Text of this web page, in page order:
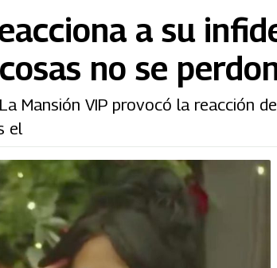
a su
cosas no se
Mansión VIP provocó la reacción de
el